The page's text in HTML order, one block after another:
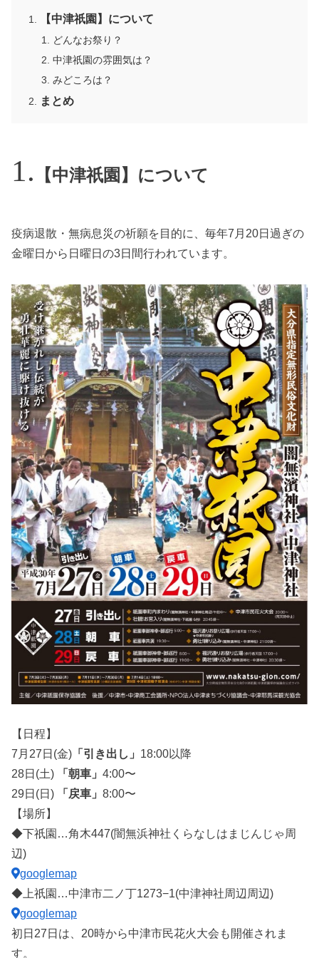
【中津祇園】について
どんなお祭り？
中津祇園の雰囲気は？
みどころは？
まとめ
【中津祇園】について
疫病退散・無病息災の祈願を目的に、毎年7月20日過ぎの
金曜日から日曜日の3日間行われています。
【日程】
7月27日(金) 「引き出し」 18:00以降
28日(土)
「朝車」 4:00〜
29日(日) 「戻車」 8:00〜
【場所】
◆下祇園…角木447(闇無浜神社くらなしはまじんじゃ周
辺)
googlemap
◆上祇園…中津市二ノ丁1273−1(中津神社周辺周辺)
googlemap
初日27日は、20時から中津市民花火大会も開催されま
す。